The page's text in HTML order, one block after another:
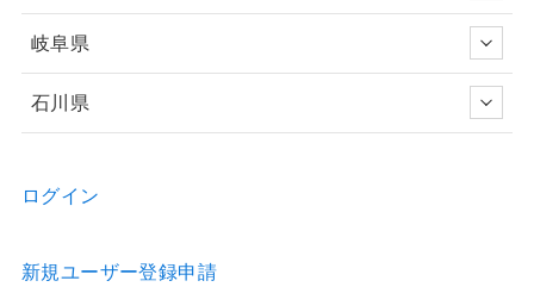
岐阜県
石川県
ログイン
新規ユーザー登録申請